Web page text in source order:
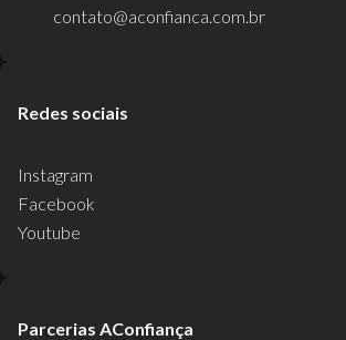
contato@aconfianca.com.br
Redes sociais
Instagram
Facebook
Youtube
Parcerias AConfiança